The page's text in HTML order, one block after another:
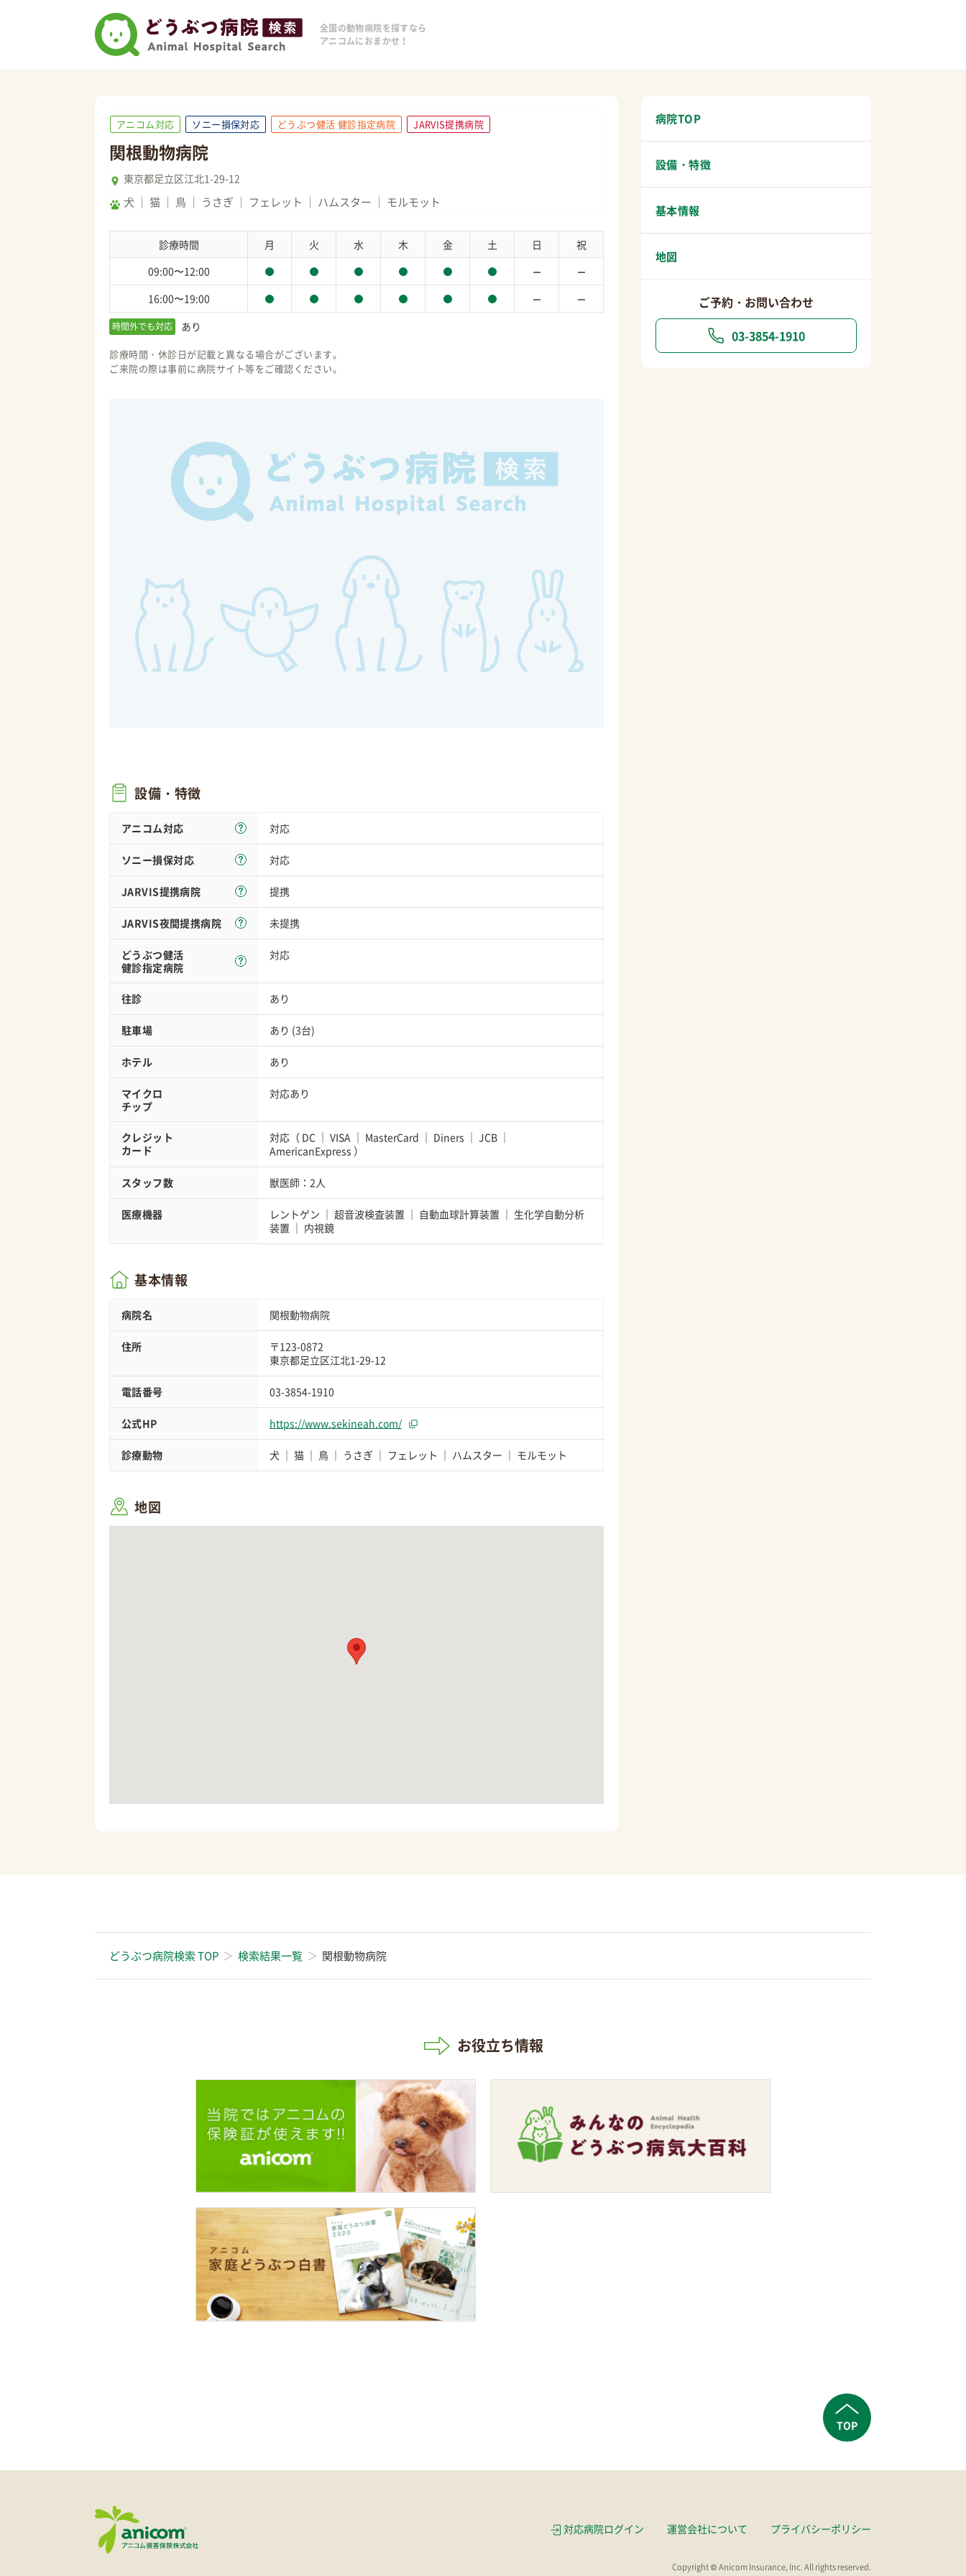
全国の動物病院を探すなら
アニコムにおまかせ！
病院TOP
設備・特徴
基本情報
地図
ご予約・お問い合わせ
03-3854-1910
アニコム対応 ソニー損保対応 どうぶつ健活 健診指定病院 JARVIS提携病院
関根動物病院
東京都足立区江北1-29-12
犬 猫 鳥 うさぎ フェレット ハムスター モルモット
診療時間 月 火 水 木 金 土 日
祝
09:00〜12:00
16:00〜19:00
時間外でも対応 あり
診療時間・休診日が記載と異なる場合がございます。
ご来院の際は事前に病院サイト等をご確認ください。
設備・特徴
アニコム対応 対応
ソニー損保対応 対応
JARVIS提携病院 提携
JARVIS夜間提携病院 未提携
どうぶつ健活
健診指定病院
対応
往診 あり
駐車場 あり (3台)
ホテル あり
マイクロ
チップ
対応あり
クレジット
カード
対応（ DC VISA MasterCard Diners
JCB
AmericanExpress ）
スタッフ数 獣医師：2人
医療機器 レントゲン 超音波検査装置 自動血球計算装置
生化学自動分析
装置
内視鏡
基本情報
病院名 関根動物病院
住所
〒123-0872
東京都足立区江北1-29-12
電話番号 03-3854-1910
公式HP https://www.sekineah.com/
診療動物 犬 猫 鳥 うさぎ フェレット ハムスター モルモット
地図
どうぶつ病院検索 TOP 検索結果一覧 関根動物病院
お役立ち情報
TOP
対応病院ログイン 運営会社について プライバシーポリシー
Copyright © Anicom Insurance, Inc. All rights reserved.